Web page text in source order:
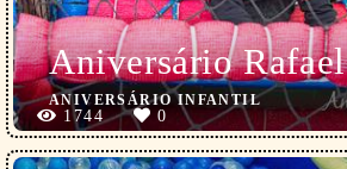
Aniversário Rafael
ANIVERSÁRIO INFANTIL
1744 0